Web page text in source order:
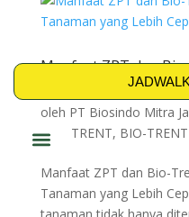
Manfaat ZPT dan
Pertumbuhan
Sehat
oleh PT Biosindo Mitra
AZO-TRENT, BIO-TRENT
Manfaat ZPT dan Bio-
Tanaman yang Lebih